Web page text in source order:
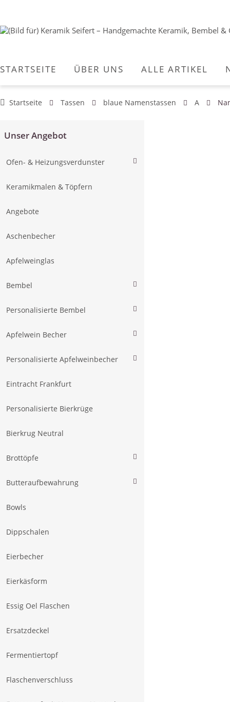
STARTSEITE ÜBER UNS ALLE ARTIKEL
Startseite Tassen blaue Namenstassen A
Unser Angebot
Ofen- & Heizungsverdunster
Keramikmalen & Töpfern
Angebote
Aschenbecher
Apfelweinglas
Bembel
Personalisierte Bembel
Apfelwein Becher
Personalisierte Apfelweinbecher
Eintracht Frankfurt
Personalisierte Bierkrüge
Bierkrug Neutral
Brottöpfe
Butteraufbewahrung
Bowls
Dippschalen
Eierbecher
Eierkäsform
Essig Oel Flaschen
Ersatzdeckel
Fermentiertopf
Flaschenverschluss